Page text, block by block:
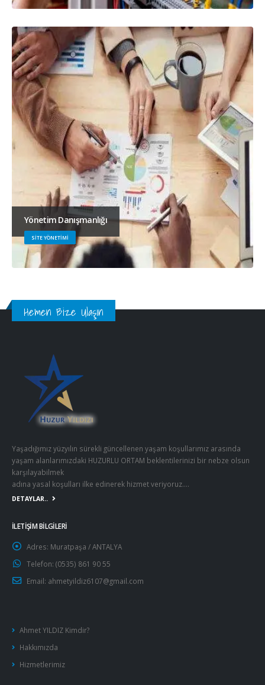
Yönetim Danışmanlığı
SITE YÖNETIMI
Hemen Bize Ulaşın
Yaşadığımız yüzyılın sürekli güncellenen yaşam koşullarımız arasında
yaşam alanlarımızdaki HUZURLU ORTAM beklentilerinizi bir nebze olsun
karşılayabilmek
adına yasal koşulları ilke edinerek hizmet veriyoruz….
DETAYLAR..
İLETİŞİM BİLGİLERİ
Adres: Muratpaşa / ANTALYA
Telefon: (0535) 861 90 55
Email: ahmetyildiz6107@gmail.com
Ahmet YILDIZ Kimdir?
Hakkımızda
Hizmetlerimiz